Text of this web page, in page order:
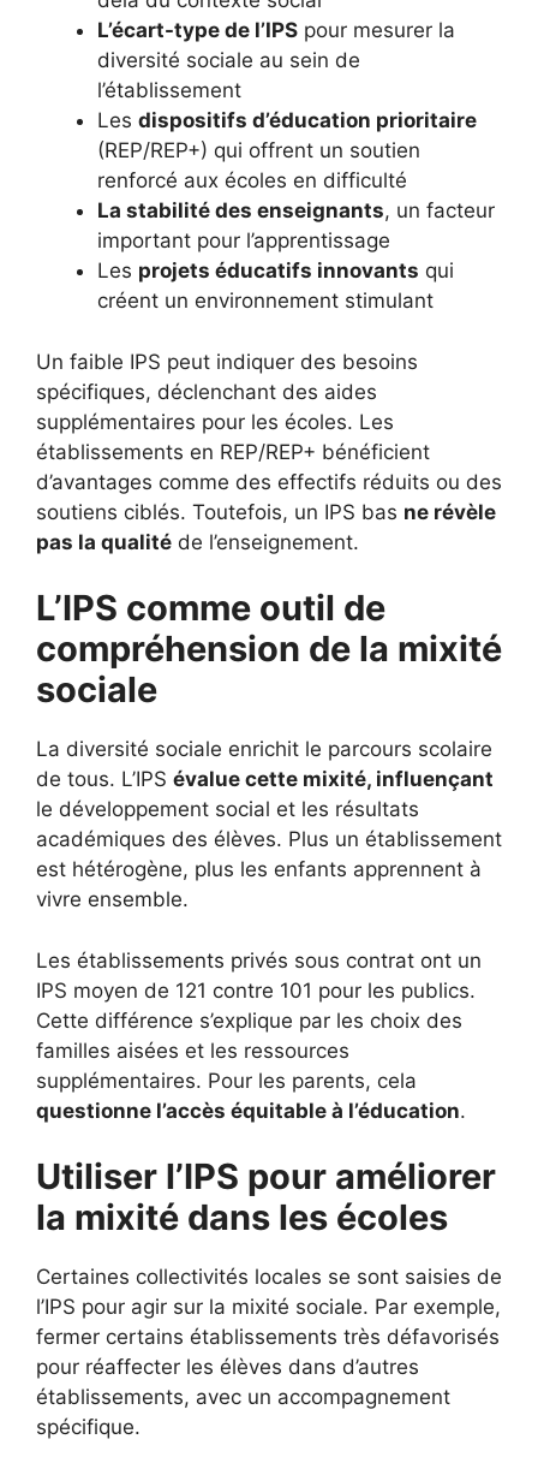
L’écart-type de l’IPS pour mesurer la
diversité sociale au sein de
l’établissement
Les dispositifs d’éducation prioritaire
(REP/REP+) qui offrent un soutien
renforcé aux écoles en difficulté
La stabilité des enseignants, un facteur
important pour l’apprentissage
Les projets éducatifs innovants qui
créent un environnement stimulant
Un faible IPS peut indiquer des besoins
spécifiques, déclenchant des aides
supplémentaires pour les écoles. Les
établissements en REP/REP+ bénéficient
d’avantages comme des effectifs réduits ou des
soutiens ciblés. Toutefois, un IPS bas ne révèle
pas la qualité de l’enseignement.
L’IPS comme outil de
compréhension de la mixité
sociale
La diversité sociale enrichit le parcours scolaire
de tous. L’IPS évalue cette mixité, influençant
le développement social et les résultats
académiques des élèves. Plus un établissement
est hétérogène, plus les enfants apprennent à
vivre ensemble.
Les établissements privés sous contrat ont un
IPS moyen de 121 contre 101 pour les publics.
Cette différence s’explique par les choix des
familles aisées et les ressources
supplémentaires. Pour les parents, cela
questionne l’accès équitable à l’éducation.
Utiliser l’IPS pour améliorer
la mixité dans les écoles
Certaines collectivités locales se sont saisies de
l’IPS pour agir sur la mixité sociale. Par exemple,
fermer certains établissements très défavorisés
pour réaffecter les élèves dans d’autres
établissements, avec un accompagnement
spécifique.